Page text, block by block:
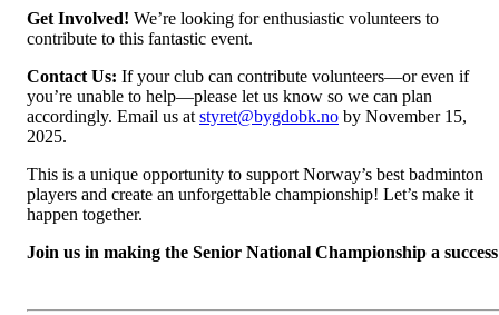
Get Involved! We’re looking for enthusiastic volunteers to
contribute to this fantastic event.
Contact Us: If your club can contribute volunteers—or even if
you’re unable to help—please let us know so we can plan
accordingly. Email us at styret@bygdobk.no by November 15,
2025.
This is a unique opportunity to support Norway’s best badminton
players and create an unforgettable championship! Let’s make it
happen together.
Join us in making the Senior National Championship a